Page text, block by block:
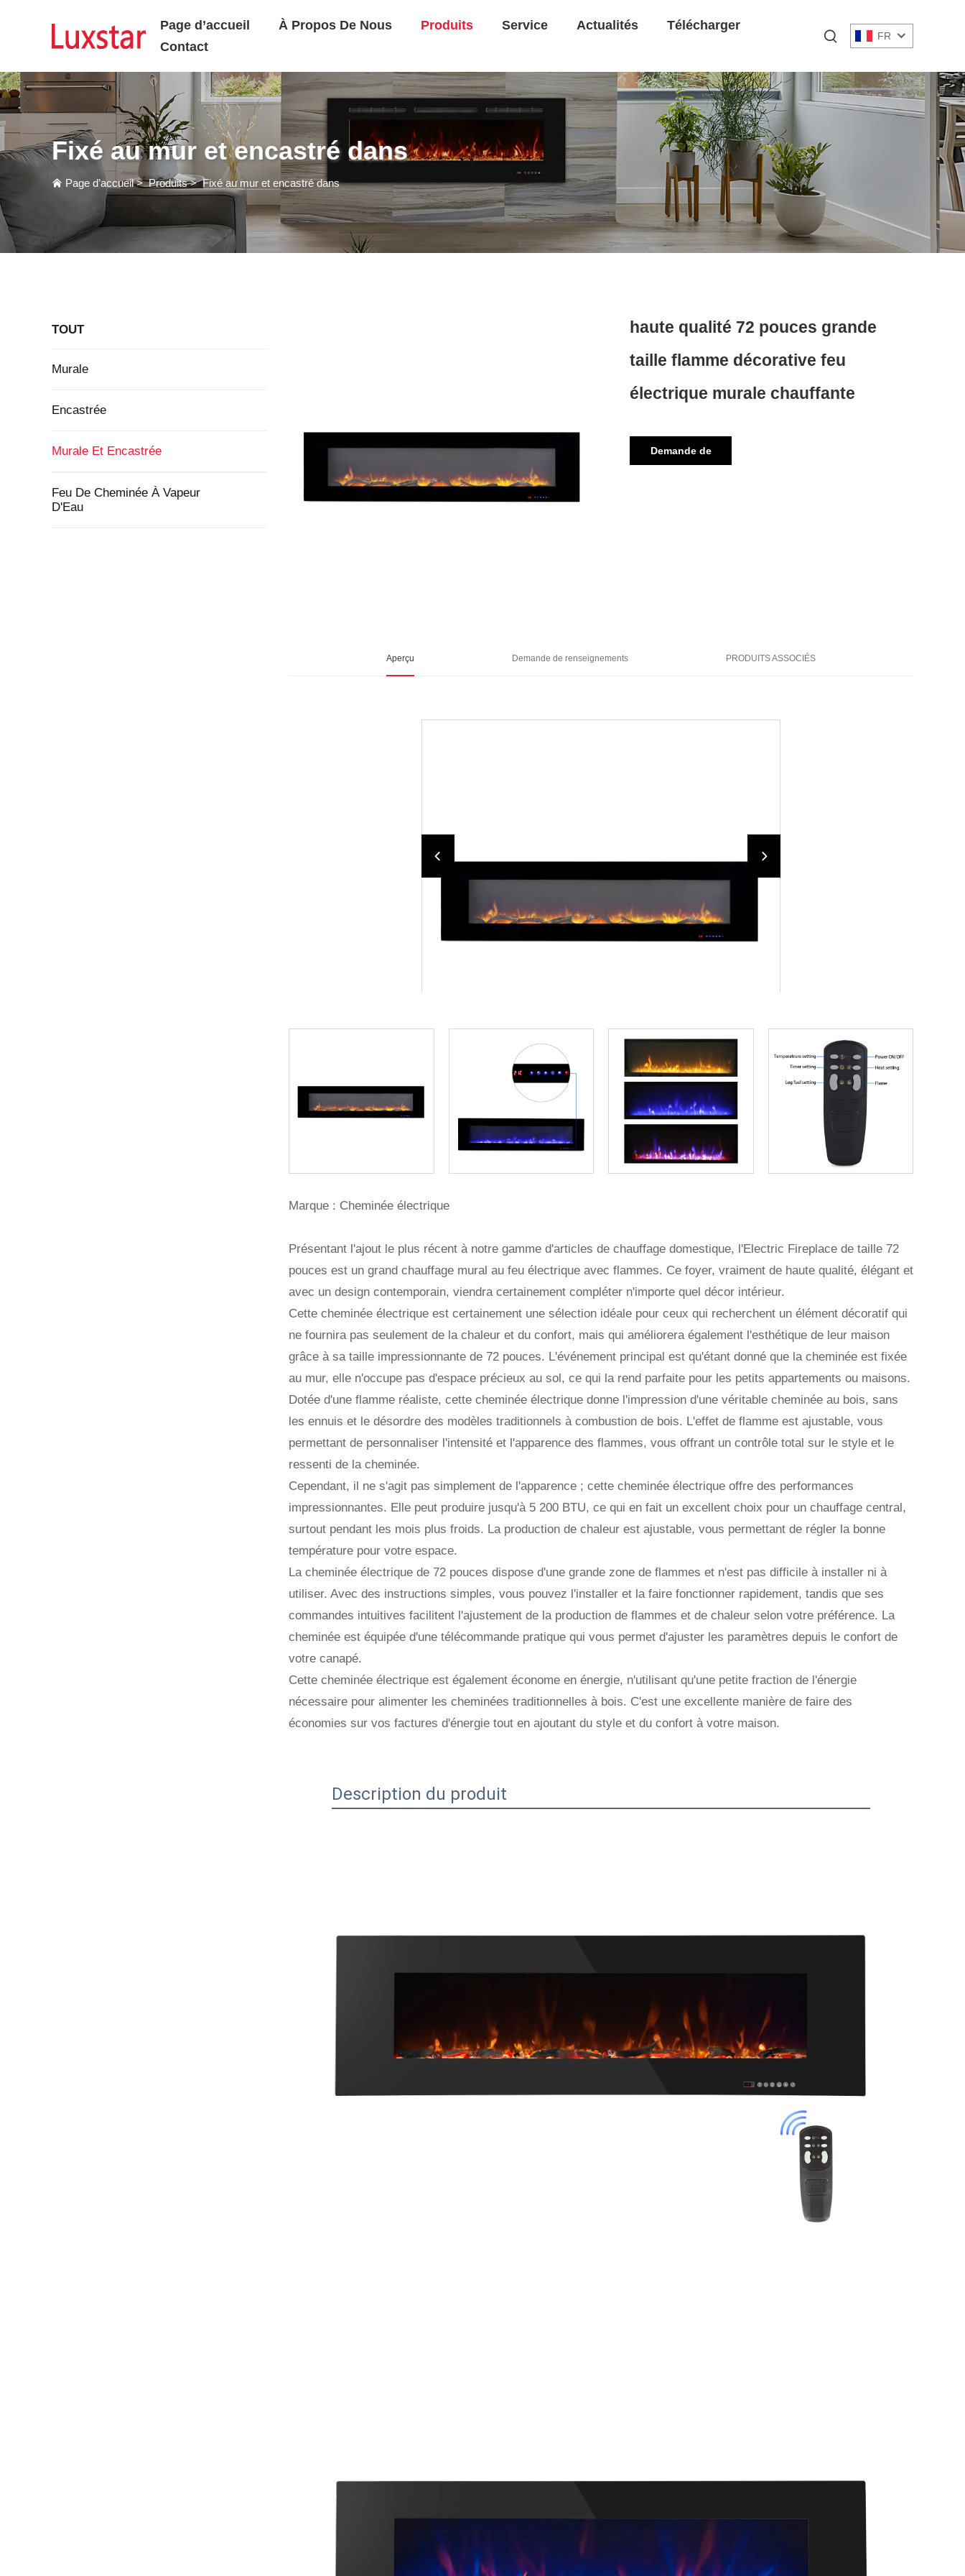
Page d’accueil À Propos De Nous Produits Service Actualités
Télécharger
Contact
FR
Fixé au mur et encastré dans
Page d’accueil>Produits>Fixé au mur et encastré dans
TOUT
Murale
Encastrée
Murale Et Encastrée
Feu De Cheminée À Vapeur
D'Eau
haute qualité 72 pouces grande
taille flamme décorative feu
électrique murale chauffante
Demande de
Aperçu Demande de renseignements PRODUITS ASSOCIÉS
Marque : Cheminée électrique
Présentant l'ajout le plus récent à notre gamme d'articles de chauffage domestique, l'Electric Fireplace de taille 72
pouces est un grand chauffage mural au feu électrique avec flammes. Ce foyer, vraiment de haute qualité, élégant et
avec un design contemporain, viendra certainement compléter n'importe quel décor intérieur.
Cette cheminée électrique est certainement une sélection idéale pour ceux qui recherchent un élément décoratif qui
ne fournira pas seulement de la chaleur et du confort, mais qui améliorera également l'esthétique de leur maison
grâce à sa taille impressionnante de 72 pouces. L'événement principal est qu'étant donné que la cheminée est fixée
au mur, elle n'occupe pas d'espace précieux au sol, ce qui la rend parfaite pour les petits appartements ou maisons.
Dotée d'une flamme réaliste, cette cheminée électrique donne l'impression d'une véritable cheminée au bois, sans
les ennuis et le désordre des modèles traditionnels à combustion de bois. L'effet de flamme est ajustable, vous
permettant de personnaliser l'intensité et l'apparence des flammes, vous offrant un contrôle total sur le style et le
ressenti de la cheminée.
Cependant, il ne s'agit pas simplement de l'apparence ; cette cheminée électrique offre des performances
impressionnantes. Elle peut produire jusqu'à 5 200 BTU, ce qui en fait un excellent choix pour un chauffage central,
surtout pendant les mois plus froids. La production de chaleur est ajustable, vous permettant de régler la bonne
température pour votre espace.
La cheminée électrique de 72 pouces dispose d'une grande zone de flammes et n'est pas difficile à installer ni à
utiliser. Avec des instructions simples, vous pouvez l'installer et la faire fonctionner rapidement, tandis que ses
commandes intuitives facilitent l'ajustement de la production de flammes et de chaleur selon votre préférence. La
cheminée est équipée d'une télécommande pratique qui vous permet d'ajuster les paramètres depuis le confort de
votre canapé.
Cette cheminée électrique est également économe en énergie, n'utilisant qu'une petite fraction de l'énergie
nécessaire pour alimenter les cheminées traditionnelles à bois. C'est une excellente manière de faire des
économies sur vos factures d'énergie tout en ajoutant du style et du confort à votre maison.
Description du produit